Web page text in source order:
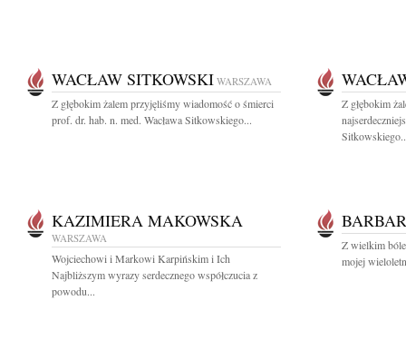
WACŁAW SITKOWSKI WARSZAWA
Z głębokim żalem przyjęliśmy wiadomość o śmierci
prof. dr. hab. n. med. Wacława Sitkowskiego...
Z głębokim
KAZIMIERA MAKOWSKA
WARSZAWA
Wojciechowi i Markowi Karpińskim i Ich
Najbliższym wyrazy serdecznego współczucia z
powodu...
Z wielkim
mojej